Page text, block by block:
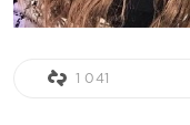
1 041